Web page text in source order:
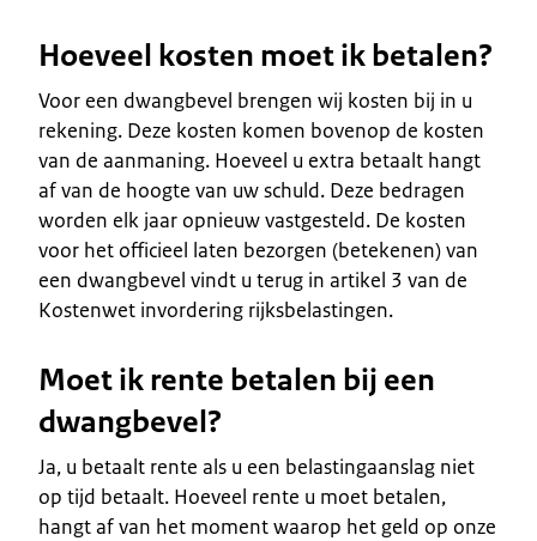
Hoeveel kosten moet ik betalen?
Voor een dwangbevel brengen wij kosten bij in u
rekening. Deze kosten komen bovenop de kosten
van de aanmaning. Hoeveel u extra betaalt hangt
af van de hoogte van uw schuld. Deze bedragen
worden elk jaar opnieuw vastgesteld. De kosten
voor het officieel laten bezorgen (betekenen) van
een dwangbevel vindt u terug in artikel 3 van de
Kostenwet invordering rijksbelastingen.
Moet ik rente betalen bij een
dwangbevel?
Ja, u betaalt rente als u een belastingaanslag niet
op tijd betaalt. Hoeveel rente u moet betalen,
hangt af van het moment waarop het geld op onze